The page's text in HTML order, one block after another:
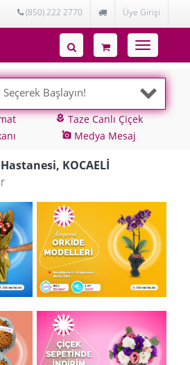
(850) 222 2770 Üye Girişi
Toggle
navigation
Seçerek Başlayın!
local_floristTaze Canlı Çiçek
add_a_photo Medya Mesaj
KOCAELİ